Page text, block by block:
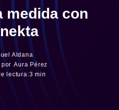
medida con
Aldana
por Aura Pérez
lectura:3 min